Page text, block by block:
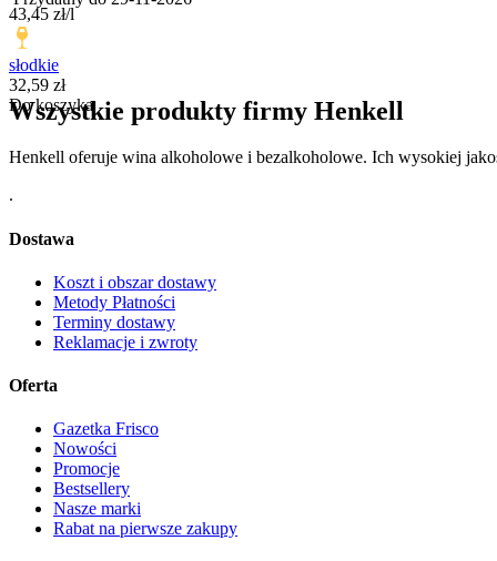
43,45 zł/l
słodkie
Cena
32,59 zł
Do koszyka
Wszystkie produkty firmy Henkell
Henkell oferuje wina alkoholowe i bezalkoholowe. Ich wysokiej
.
Dostawa
Koszt i obszar dostawy
Metody Płatności
Terminy dostawy
Reklamacje i zwroty
Oferta
Gazetka Frisco
Nowości
Promocje
Bestsellery
Nasze marki
Rabat na pierwsze zakupy